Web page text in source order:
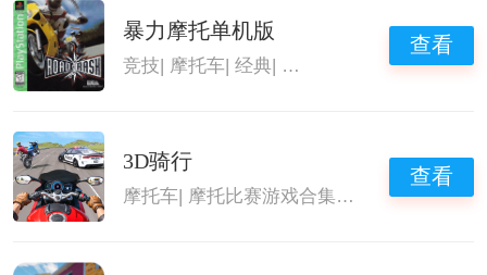
暴力摩托单机版
竞技| 摩托车|经典| 驾驶摩托游戏
查看
3D骑行
摩托车 摩托比赛游戏合集|摩托车游戏|驾
查看